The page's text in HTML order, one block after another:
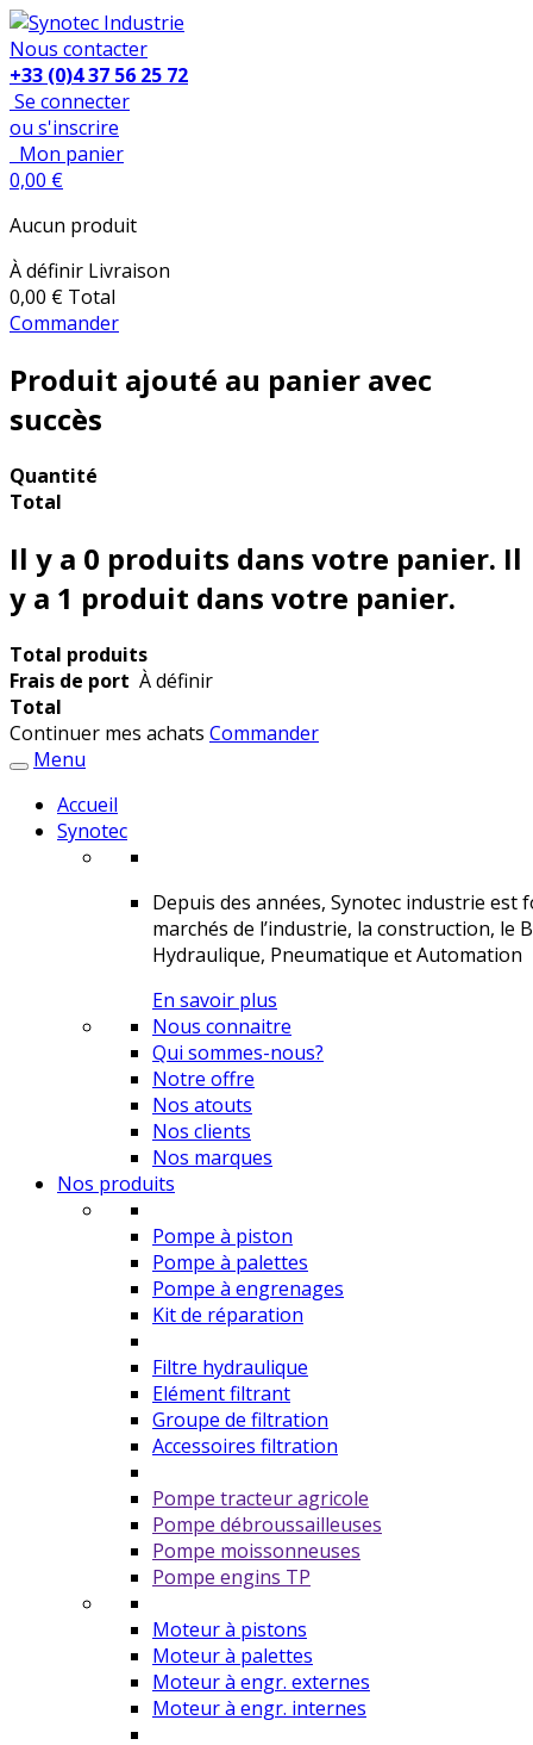
Nous contacter
+33 (0)4 37 56 25 72
Se connecter
ou s'inscrire
Mon panier
0,00 €
Aucun produit
À définir Livraison
0,00 € Total
Commander
Produit ajouté au panier avec
succès
Quantité
Total
Il y a 0 produits dans votre panier. Il
y a 1 produit dans votre panier.
Total produits
Frais de port À définir
Total
Continuer mes achats Commander
Menu
Accueil
Synotec
Depuis des années, Synotec industrie
marchés de l’industrie, la construction, le
Hydraulique, Pneumatique et Automation
En savoir plus
Nous connaitre
Qui sommes-nous?
Notre offre
Nos atouts
Nos clients
Nos marques
Nos produits
Pompe à piston
Pompe à palettes
Pompe à engrenages
Kit de réparation
Filtre hydraulique
Elément filtrant
Groupe de filtration
Accessoires filtration
Pompe tracteur agricole
Pompe débroussailleuses
Pompe moissonneuses
Pompe engins TP
Moteur à pistons
Moteur à palettes
Moteur à engr. externes
Moteur à engr. internes